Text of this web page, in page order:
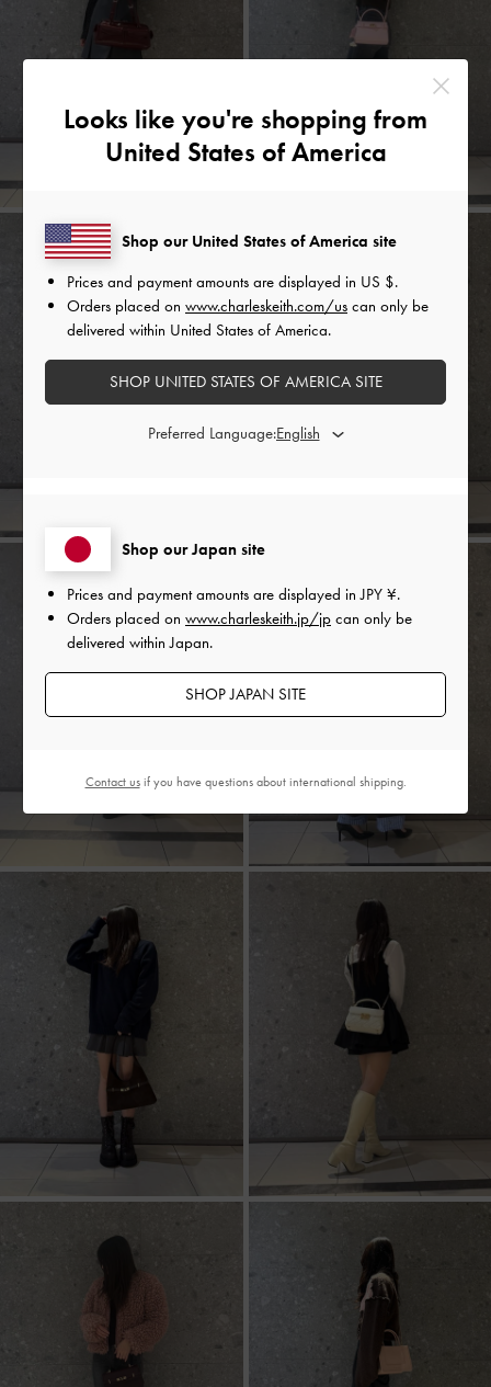
Looks like you're shopping from
United States of America
Shop our Japan site
Prices and payment amounts are displayed inJPY ¥.
Orders placed on www.charleskeith.jp/jp can only be
delivered within Japan.
SHOP JAPAN SITE
Shop our United States of America site
Prices and payment amounts are displayed in US $.
Orders placed on www.charleskeith.com/us can only be
delivered within United States of America.
SHOP UNITED STATES OF AMERICA SITE
Preferred Language:
Contact usif you have questions about international shipping.